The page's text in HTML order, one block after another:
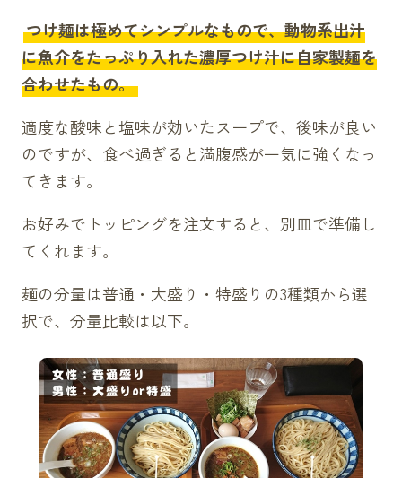
つけ麺は極めてシンプルなもので、動物系出汁
に魚介をたっぷり入れた濃厚つけ汁に自家製麺を
合わせたもの。
適度な酸味と塩味が効いたスープで、後味が良い
のですが、食べ過ぎると満腹感が一気に強くなっ
てきます。
お好みでトッピングを注文すると、別皿で準備し
てくれます。
麺の分量は普通・大盛り・特盛りの3種類から選
択で、分量比較は以下。